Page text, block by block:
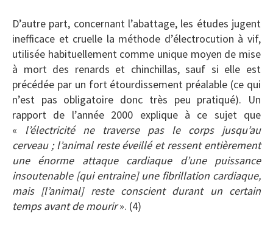
D’autre part, concernant l’abattage, les études jugent
inefficace et cruelle la méthode d’électrocution à vif,
utilisée habituellement comme unique moyen de mise
à mort des renards et chinchillas, sauf si elle est
précédée par un fort étourdissement préalable (ce qui
n’est pas obligatoire donc très peu pratiqué). Un
rapport de l’année 2000 explique à ce sujet que
« l’électricité ne traverse pas le corps jusqu’au
cerveau ; l’animal reste éveillé et ressent entièrement
une énorme attaque cardiaque d’une puissance
insoutenable [qui entraine] une fibrillation cardiaque,
mais [l’animal] reste conscient durant un certain
temps avant de mourir». (4)